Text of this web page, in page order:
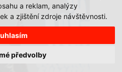
a reklam, analýzy
a zjištění zdroje návštěvnosti.
předvolby